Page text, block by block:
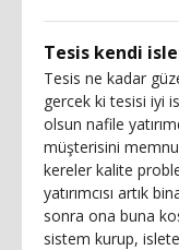
Tesis kendi
Tesis ne kadar
gercek ki tesisi iyi
olsun nafile
müşterisini
kereler kalite
yatırımcısı artık
sonra ona buna
sistem kurup,